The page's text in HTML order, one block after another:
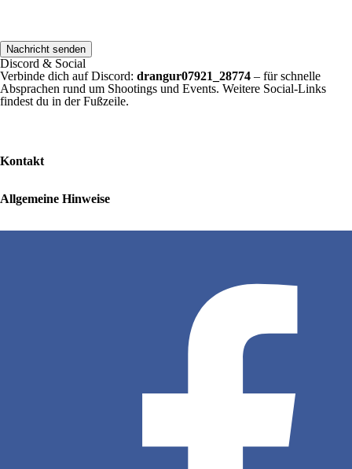
Nachricht senden
Discord & Social
Verbinde dich auf Discord: drangur07921_28774 – für schnelle
Absprachen rund um Shootings und Events. Weitere Social-Links
findest du in der Fußzeile.
Kontakt
Allgemeine Hinweise